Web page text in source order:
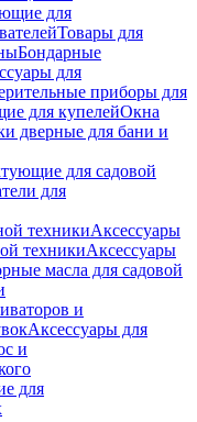
для
Товары для
Бондарные
для
приборы для
для купелейОкна
дверные для бани и
для садовой
для
техникиАксессуары
техникиАксессуары
масла для садовой
и
Аксессуары для
и
для